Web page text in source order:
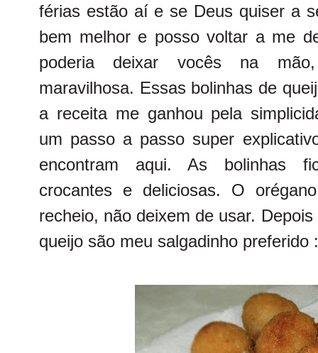
férias estão aí e se Deus quiser a
bem melhor e posso voltar a me
poderia deixar vocês na
maravilhosa. Essas bolinhas de
a receita me ganhou pela
um passo a passo super
encontram aqui. As bolinhas
crocantes e deliciosas. O
recheio, não deixem de usar.
queijo são meu salgadinho preferido